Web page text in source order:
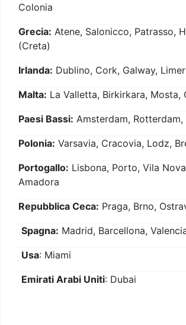
Colonia
Grecia: Atene, Salonicco, Patrasso,
(Creta)
Irlanda: Dublino, Cork, Galway,
Malta: La Valletta, Birkirkara, Mosta,
Paesi Bassi: Amsterdam,
Polonia: Varsavia, Cracovia, Lodz,
Portogallo: Lisbona, Porto, Vila
Amadora
Repubblica Ceca: Praga, Brno,
Spagna: Madrid, Barcellona,
Usa: Miami
Emirati Arabi Uniti: Dubai